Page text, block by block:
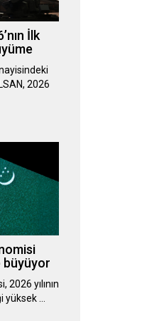
İlk
2026
büyüyor
yılının
yüksek …